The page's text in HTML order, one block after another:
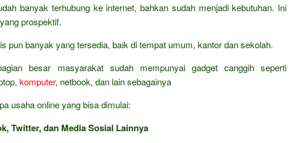
banyak terhubung ke internet, bahkan sudah menjadi kebutuhan. Ini
prospektif.
pun banyak yang tersedia, baik di tempat umum, kantor dan sekolah.
besar masyarakat sudah mempunyai gadget canggih seperti
komputer, netbook, dan lain sebagainya
usaha online yang bisa dimulai:
Twitter, dan Media Sosial Lainnya